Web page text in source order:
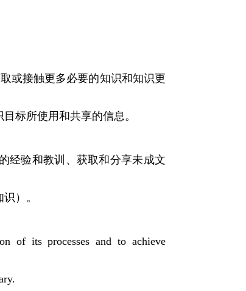
或接触更多必要的知识和知识更
标所使用和共享的信息。
经验和教训、获取和分享未成文
）。
of its processes and to achieve